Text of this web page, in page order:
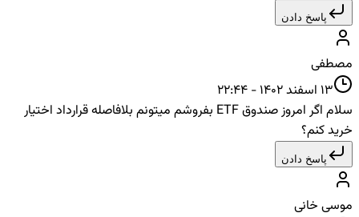
پاسخ دادن
مصطفی
13 اسفند 1402 - 22:44
سلام اگر امروز صندوق ETF بفروشم میتونم بلافاصله قرارداد اختیار
خرید کنم؟
پاسخ دادن
موسی خانی